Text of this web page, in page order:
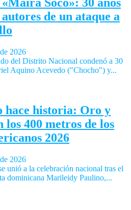
de un ataque a
2026
del Distrito Nacional condenó a 30
Aquino Acevedo ("Chocho") y...
historia: Oro y
400 metros de los
2026
2026
unió a la celebración nacional tras el
dominicana Marileidy Paulino,...